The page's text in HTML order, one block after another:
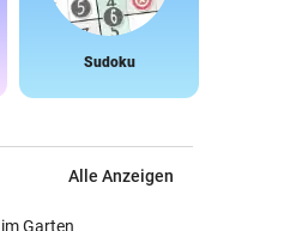
Sudoku
Alle Anzeigen